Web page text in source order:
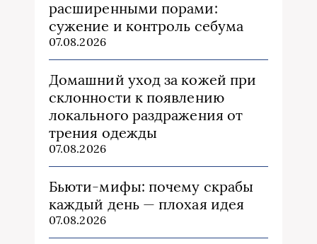
расширенными порами:
сужение и контроль себума
07.08.2026
Домашний уход за кожей при
склонности к появлению
локального раздражения от
трения одежды
07.08.2026
Бьюти‑мифы: почему скрабы
каждый день — плохая идея
07.08.2026